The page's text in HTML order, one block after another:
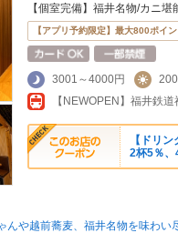
【個室完備】福井名物/カニ堪
【アプリ予約限定】最大800ポイ
3001～4000円
【NEWOPEN】福井鉄
【ドリ
2杯5％
んや越前蕎麦、福井名物を味わ